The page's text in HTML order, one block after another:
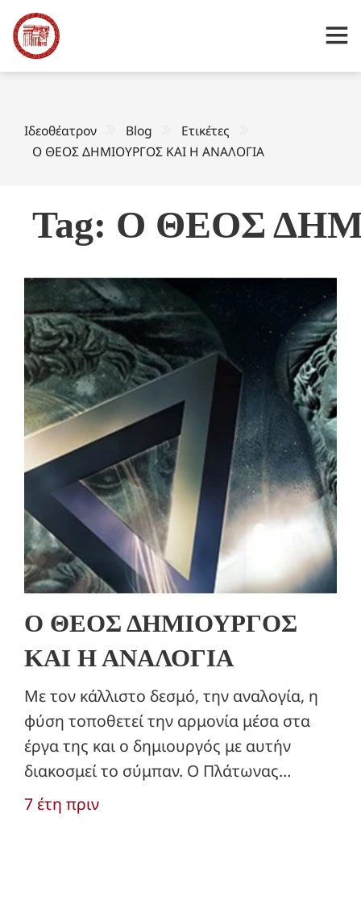
Ιδεοθέατρον Blog
Ετικέτες
Ο ΘΕΟΣ ΔΗΜΙΟΥΡΓΟΣ ΚΑΙ Η ΑΝΑΛΟΓΙΑ
Tag: Ο ΘΕΟΣ
Ο ΘΕΟΣ ΔΗΜΙΟΥΡΓΟΣ
ΚΑΙ Η ΑΝΑΛΟΓΙΑ
Με τον κάλλιστο δεσμό, την αναλογία, η
φύση τοποθετεί την αρμονία μέσα στα
έργα της και ο δημιουργός με αυτήν
διακοσμεί το σύμπαν. Ο Πλάτωνας…
7 έτη πριν